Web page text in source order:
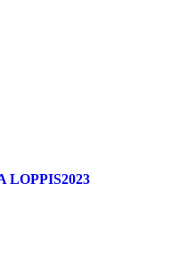
LOPPIS2023